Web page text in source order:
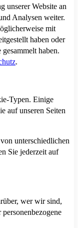
unserer Website an
Analysen weiter.
mit
haben oder
haben.
.
Typen. Einige
auf unseren Seiten
unterschiedlichen
Sie jederzeit auf
wer wir sind,